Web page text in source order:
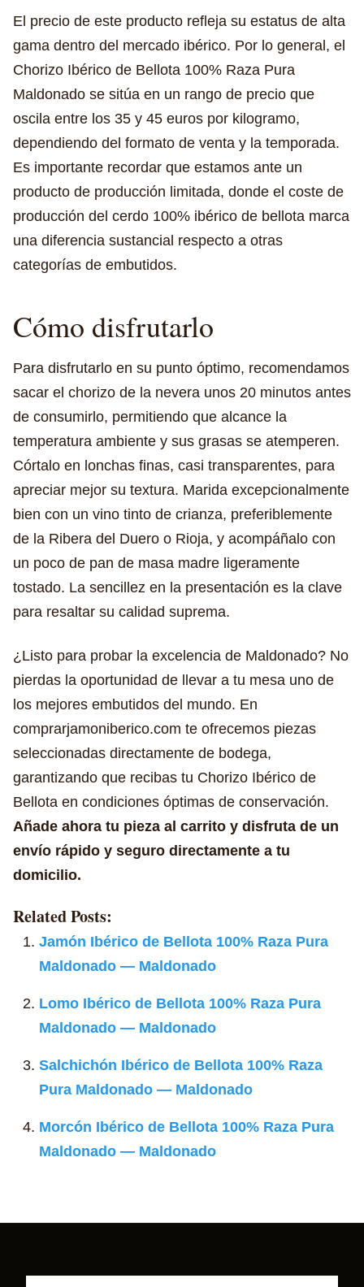
El precio de este producto refleja su estatus de alta
gama dentro del mercado ibérico. Por lo general, el
Chorizo Ibérico de Bellota 100% Raza Pura
Maldonado se sitúa en un rango de precio que
oscila entre los 35 y 45 euros por kilogramo,
dependiendo del formato de venta y la temporada.
Es importante recordar que estamos ante un
producto de producción limitada, donde el coste de
producción del cerdo 100% ibérico de bellota marca
una diferencia sustancial respecto a otras
categorías de embutidos.
Cómo disfrutarlo
Para disfrutarlo en su punto óptimo, recomendamos
sacar el chorizo de la nevera unos 20 minutos antes
de consumirlo, permitiendo que alcance la
temperatura ambiente y sus grasas se atemperen.
Córtalo en lonchas finas, casi transparentes, para
apreciar mejor su textura. Marida excepcionalmente
bien con un vino tinto de crianza, preferiblemente
de la Ribera del Duero o Rioja, y acompáñalo con
un poco de pan de masa madre ligeramente
tostado. La sencillez en la presentación es la clave
para resaltar su calidad suprema.
¿Listo para probar la excelencia de Maldonado? No
pierdas la oportunidad de llevar a tu mesa uno de
los mejores embutidos del mundo. En
comprarjamoniberico.com te ofrecemos piezas
seleccionadas directamente de bodega,
garantizando que recibas tu Chorizo Ibérico de
Bellota en condiciones óptimas de conservación.
Añade ahora tu pieza al carrito y disfruta de un
envío rápido y seguro directamente a tu
domicilio.
Related Posts:
Jamón Ibérico de Bellota 100% Raza Pura
Maldonado — Maldonado
Lomo Ibérico de Bellota 100% Raza Pura
Maldonado — Maldonado
Salchichón Ibérico de Bellota 100% Raza
Pura Maldonado — Maldonado
Morcón Ibérico de Bellota 100% Raza Pura
Maldonado — Maldonado